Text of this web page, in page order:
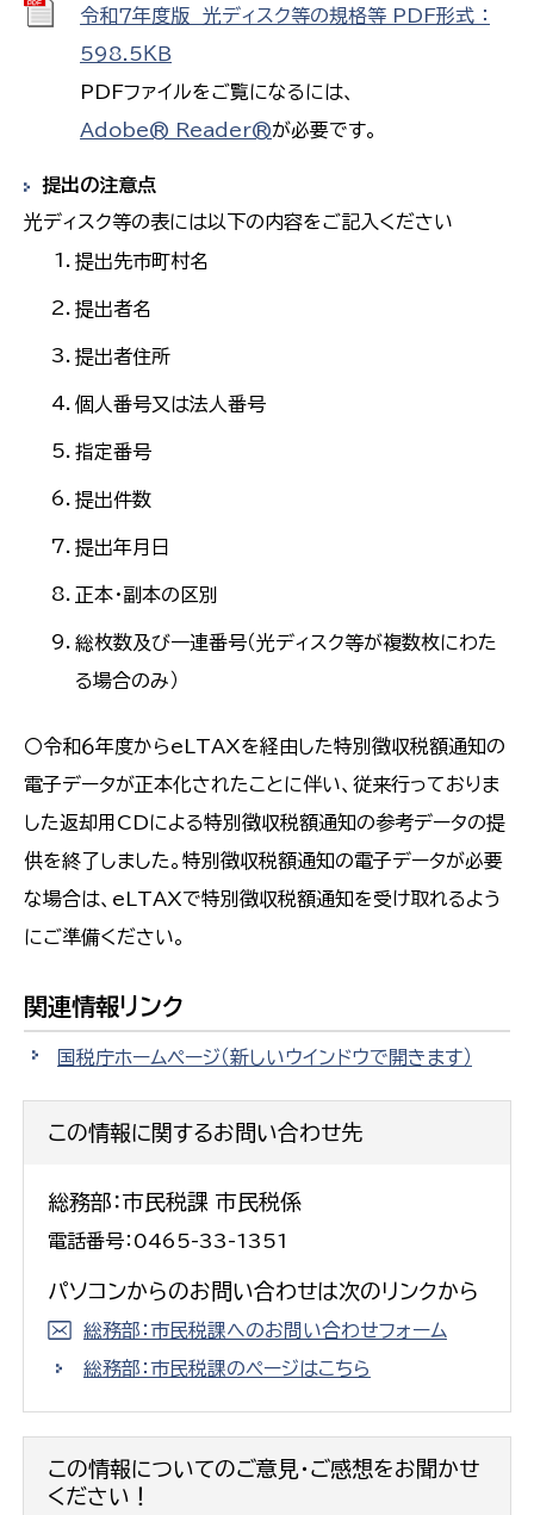
令和７年度版 光ディスク等の規格等 PDF形式 ：
598.5ＫＢ
PDFファイルをご覧になるには、
Adobe® Reader®が必要です。
提出の注意点
光ディスク等の表には以下の内容をご記入ください
提出先市町村名
提出者名
提出者住所
個人番号又は法人番号
指定番号
提出件数
提出年月日
正本・副本の区別
総枚数及び一連番号（光ディスク等が複数枚にわた
る場合のみ）
〇令和６年度からeLTAXを経由した特別徴収税額通知の
電子データが正本化されたことに伴い、従来行っておりま
した返却用CDによる特別徴収税額通知の参考データの提
供を終了しました。特別徴収税額通知の電子データが必要
な場合は、eLTAXで特別徴収税額通知を受け取れるよう
にご準備ください。
関連情報リンク
国税庁ホームページ（新しいウインドウで開きます）
この情報に関するお問い合わせ先
総務部：市民税課 市民税係
電話番号：0465-33-1351
パソコンからのお問い合わせは次のリンクから
総務部：市民税課へのお問い合わせフォーム
総務部：市民税課のページはこちら
この情報についてのご意見・ご感想をお聞かせ
ください！